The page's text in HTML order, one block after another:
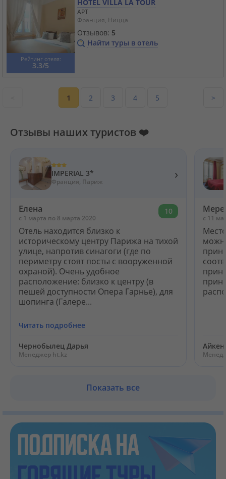
Рейтинг отеля:
3.3/5
HOTEL VILLA LA TOUR
APT
Франция, Ницца
Отзывов: 5
Найти туры в отель
1 2 3 4 5 >
Отзывы наших туристов ❤️
IMPERIAL 3*
Франция, Париж ›
Елена
c 1 марта по 8 марта 2020
10
Отель находится близко к
историческому центру Парижа на тихой
улице, напротив синагоги (где по
периметру стоят посты с вооруженной
охраной). Очень удобное
расположение: близко к центру (в
пешей доступности Опера Гарнье), для
шопинга (Галере...
Читать подробнее
Чернобылец Дарья
Менеджер ht.kz
c 11
Показать все